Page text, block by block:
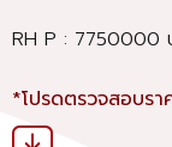
RH P : 7750000
*โปรดตรวจสอบร